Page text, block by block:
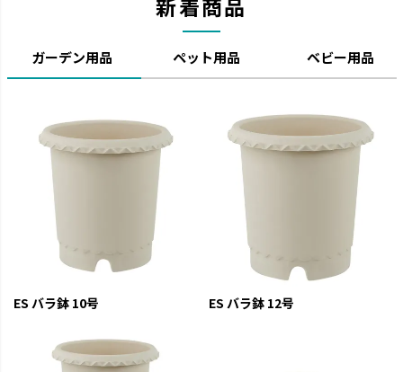
ガーデン用品 ペット用品 ベビー用品
ES バラ鉢 10号 ES バラ鉢 12号